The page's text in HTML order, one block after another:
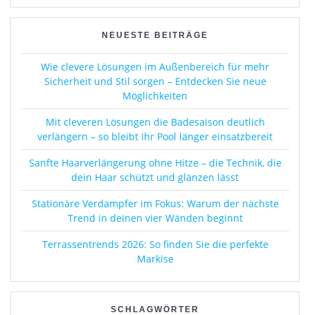
NEUESTE BEITRÄGE
Wie clevere Lösungen im Außenbereich für mehr
Sicherheit und Stil sorgen – Entdecken Sie neue
Möglichkeiten
Mit cleveren Lösungen die Badesaison deutlich
verlängern – so bleibt Ihr Pool länger einsatzbereit
Sanfte Haarverlängerung ohne Hitze – die Technik, die
dein Haar schützt und glänzen lässt
Stationäre Verdampfer im Fokus: Warum der nächste
Trend in deinen vier Wänden beginnt
Terrassentrends 2026: So finden Sie die perfekte
Markise
SCHLAGWÖRTER